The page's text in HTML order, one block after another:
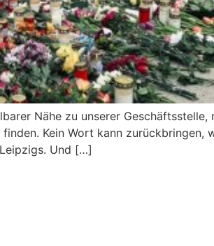
Nähe zu unserer
Kein Wort kann zurückbringen,
Und […]